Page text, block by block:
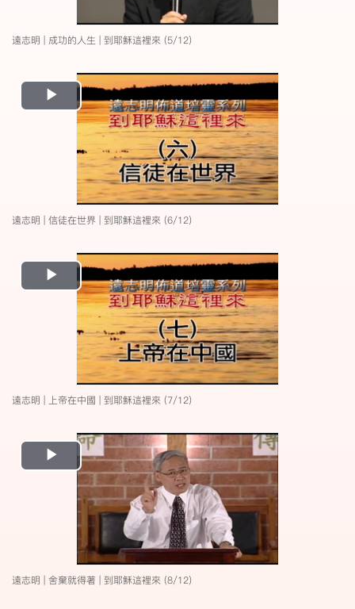
遠志明 | 成功的人生 | 到耶穌這裡來 (5/12)
Play
Video
遠志明 | 信徒在世界 | 到耶穌這裡來 (6/12)
Play
Video
遠志明 | 上帝在中國 | 到耶穌這裡來 (7/12)
Play
Video
遠志明 | 舍棄就得著 | 到耶穌這裡來 (8/12)